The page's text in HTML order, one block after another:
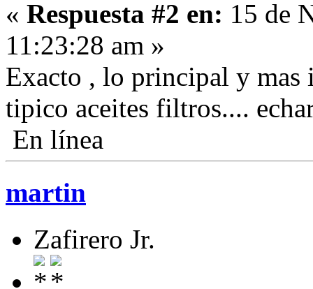
« Respuesta #2 en: 15 de
11:23:28 am »
Exacto , lo principal y mas
tipico aceites filtros....
En línea
martin
Zafirero Jr.